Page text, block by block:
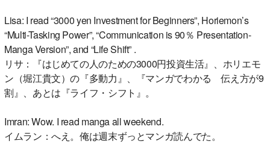
Lisa: I read “3000 yen Investment for Beginners”, Horiemon’s
“Multi-Tasking Power”, “Communication is 90％ Presentation-
Manga Version”, and “Life Shift” .
リサ：『はじめての人のための3000円投資生活』、ホリエモ
ン（堀江貴文）の『多動力』、『マンガでわかる 伝え方が9
割』、あとは『ライフ・シフト』。
Imran: Wow. I read manga all weekend.
イムラン：へえ。俺は週末ずっとマンガ読んでた。